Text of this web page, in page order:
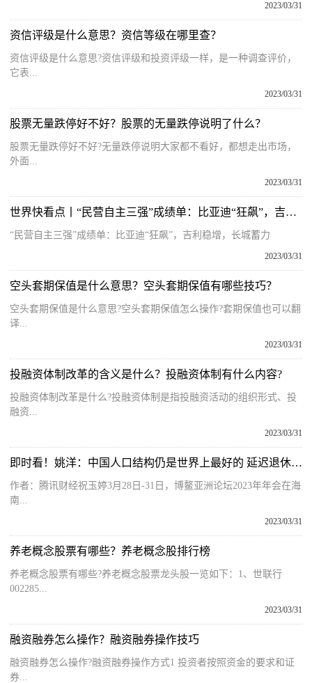
2023/03/31
资信评级是什么意思？资信等级在哪里查？
资信评级是什么意思?资信评级和投资评级一样，是一种调查评价，
它表...
2023/03/31
股票无量跌停好不好？股票的无量跌停说明了什么？
股票无量跌停好不好?无量跌停说明大家都不看好，都想走出市场，
外面...
2023/03/31
世界快看点丨“民营自主三强”成绩单：比亚迪“狂飙”，吉利稳增，长城蓄力
“民营自主三强”成绩单：比亚迪“狂飙”，吉利稳增，长城蓄力
2023/03/31
空头套期保值是什么意思？空头套期保值有哪些技巧？
空头套期保值是什么意思?空头套期保值怎么操作?套期保值也可以翻
译...
2023/03/31
投融资体制改革的含义是什么？投融资体制有什么内容?
投融资体制改革是什么?投融资体制是指投融资活动的组织形式、投
融资...
2023/03/31
即时看！姚洋：中国人口结构仍是世界上最好的 延迟退休应尽快推进
作者：腾讯财经祝玉婷3月28日-31日，博鳌亚洲论坛2023年年会在海
南...
2023/03/31
养老概念股票有哪些？养老概念股排行榜
养老概念股票有哪些?养老概念股票龙头股一览如下：1、世联行
002285...
2023/03/31
融资融券怎么操作？融资融券操作技巧
融资融券怎么操作?融资融券操作方式1 投资者按照资金的要求和证
券...